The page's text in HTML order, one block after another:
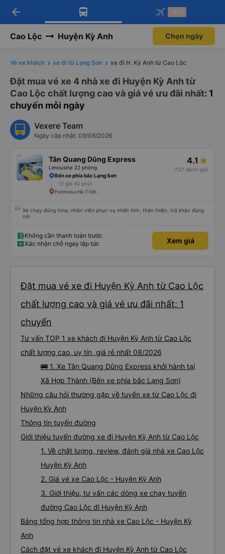
Tải app Vexere ngay!
Nhận ưu đãi thành viên độc
Mở app
Tải app Vexere
-30k/ghế khi đặt vé máy bay qua
Mở app
arrow_back -30k
Cao Lộc Huyện Kỳ Anh Chọn ngày
Vé xe khách xe đi từ Lạng Sơn xe đi H. Kỳ Anh từ Cao Lộc
Đặt mua vé xe 4 nhà xe đi Huyện Kỳ Anh từ
Cao Lộc chất lượng cao và giá vé ưu đãi nhất: 1
chuyến mỗi ngày
Vexere Team
Ngày cập nhật: 09/08/2026
Tân Quang Dũng Express
Limousine 22 phòng
4.1
(127 đánh giá)
Bến xe phía bắc Lạng Sơn
12 giờ 40 phút
Formosa Hà Tĩnh
Xe chạy đúng time, nhân viên phục vụ nhiệt tình, thân thiện, trả khác đúng
nơi
Không cần thanh toán trước
Xác nhận chỗ ngay lập tức
Xem giá
Đặt mua vé xe đi Huyện Kỳ Anh từ Cao Lộc
chất lượng cao và giá vé ưu đãi nhất: 1
chuyến
Tư vấn TOP 1 xe khách đi Huyện Kỳ Anh từ Cao Lộc
chất lượng cao, uy tín, giá rẻ nhất 08/2026
🚌 1. Xe Tân Quang Dũng Express khởi hành tại
Xã Hợp Thành (Bến xe phía bắc Lạng Sơn)
Những câu hỏi thường gặp về tuyến xe từ Cao Lộc đi
Huyện Kỳ Anh
Thông tin tuyến đường
Giới thiệu tuyến đường xe đi Huyện Kỳ Anh từ Cao Lộc
1. Về chất lượng, review, đánh giá nhà xe Cao Lộc
Huyện Kỳ Anh
2. Giá vé xe Cao Lộc - Huyện Kỳ Anh
3. Giới thiệu, tư vấn các dòng xe chạy tuyến
đường Cao Lộc đi Huyện Kỳ Anh
Bảng tổng hợp thông tin nhà xe Cao Lộc - Huyện Kỳ
Anh
Cách đặt vé xe khách đi Huyện Kỳ Anh từ Cao Lộc